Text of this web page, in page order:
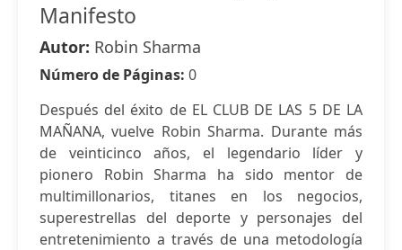
Manifesto
Autor: Robin Sharma
Número de Páginas: 0
Después del éxito de EL CLUB DE LAS 5 DE LA
MAÑANA, vuelve Robin Sharma. Durante más
de veinticinco años, el legendario líder y
pionero Robin Sharma ha sido mentor de
multimillonarios, titanes en los negocios,
superestrellas del deporte y personajes del
entretenimiento a través de una metodología